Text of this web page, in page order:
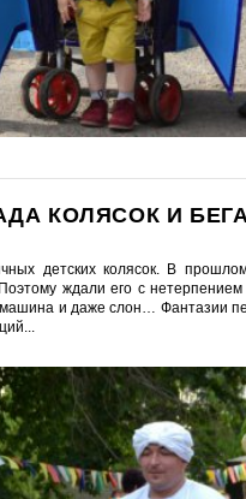
КОЛЯСОК И
детских колясок. В
ждали его с нетерпением
и даже слон… Фантазии